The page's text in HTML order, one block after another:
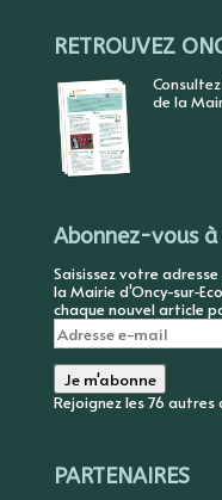
RETROUVEZ
de la
Abonnez-vous
Saisissez votre
la Mairie d'Oncy-sur-
chaque nouvel article
Adresse
e-
mail
Je m'abonne
Rejoignez les 76 autres
PARTENAIRES